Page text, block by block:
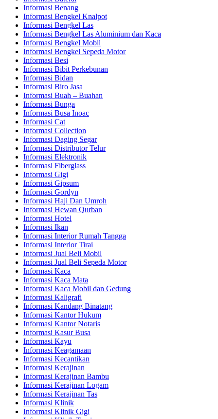
Informasi Benang
Informasi Bengkel Knalpot
Informasi Bengkel Las
Informasi Bengkel Las Aluminium dan Kaca
Informasi Bengkel Mobil
Informasi Bengkel Sepeda Motor
Informasi Besi
Informasi Bibit Perkebunan
Informasi Bidan
Informasi Biro Jasa
Informasi Buah – Buahan
Informasi Bunga
Informasi Busa Inoac
Informasi Cat
Informasi Collection
Informasi Daging Segar
Informasi Distributor Telur
Informasi Elektronik
Informasi Fiberglass
Informasi Gigi
Informasi Gipsum
Informasi Gordyn
Informasi Haji Dan Umroh
Informasi Hewan Qurban
Informasi Hotel
Informasi Ikan
Informasi Interior Rumah Tangga
Informasi Interior Tirai
Informasi Jual Beli Mobil
Informasi Jual Beli Sepeda Motor
Informasi Kaca
Informasi Kaca Mata
Informasi Kaca Mobil dan Gedung
Informasi Kaligrafi
Informasi Kandang Binatang
Informasi Kantor Hukum
Informasi Kantor Notaris
Informasi Kasur Busa
Informasi Kayu
Informasi Keagamaan
Informasi Kecantikan
Informasi Kerajinan
Informasi Kerajinan Bambu
Informasi Kerajinan Logam
Informasi Kerajinan Tas
Informasi Klinik
Informasi Klinik Gigi